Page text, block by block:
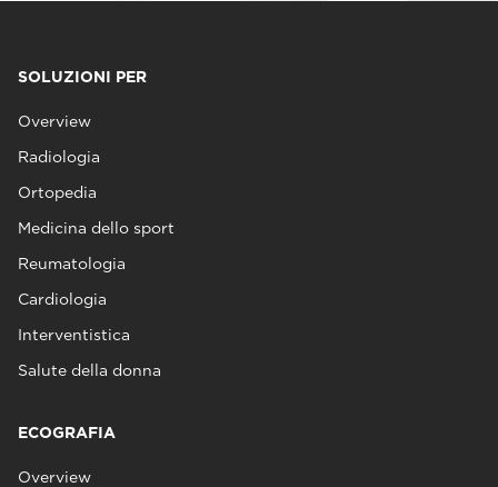
SOLUZIONI PER
Overview
Radiologia
Ortopedia
Medicina dello sport
Reumatologia
Cardiologia
Interventistica
Salute della donna
ECOGRAFIA
Overview